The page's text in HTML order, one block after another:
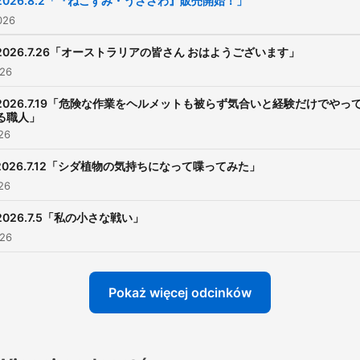
https://radiko.jp/
Podcast：
「オーストラリアの皆さん おはようございます」
「危険な作業をヘルメットも被らず気合いと経験だけでやっ
職人」
「シダ植物の気持ちになって喋ってみた」
「私の小さな戦い」
Pokaż więcej odcinków